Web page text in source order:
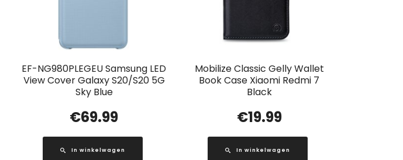
EF-NG980PLEGEU Samsung LED
View Cover Galaxy S20/S20 5G
Sky Blue
€69.99
In winkelwagen
Mobilize Classic Gelly Wallet
Book Case Xiaomi Redmi 7
Black
€19.99
In winkelwagen